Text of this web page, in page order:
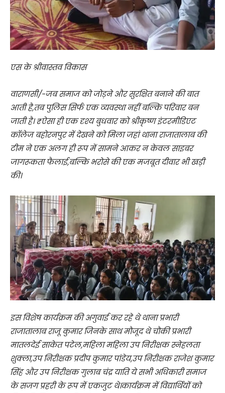
एस के श्रीवास्तव विकास
वाराणसी/-जब समाज को जोड़ने और सुरक्षित बनाने की बात
आती है,तब पुलिस सिर्फ एक व्यवस्था नहीं बल्कि परिवार बन
जाती है। ₹ऐसा ही एक दृश्य बुधवार को श्रीकृष्ण इंटरमीडिएट
कॉलेज बहोरनपुर में देखने को मिला जहां थाना राजातालाब की
टीम ने एक अलग ही रूप में सामने आकर न केवल साइबर
जागरूकता फैलाई,बल्कि भरोसे की एक मजबूत दीवार भी खड़ी
की।
इस विशेष कार्यक्रम की अगुवाई कर रहे थे थाना प्रभारी
राजातालाब राजू कुमार जिनके साथ मौजूद थे चौकी प्रभारी
मातलदेई साकेत पटेल,महिला महिला उप निरीक्षक स्नेहलता
शुक्ला,उप निरीक्षक प्रदीप कुमार पांडेय,उप निरीक्षक राजेश कुमार
सिंह और उप निरीक्षक गुलाब चंद्र याति ये सभी अधिकारी समाज
के सजग प्रहरी के रूप में एकजुट थे।कार्यक्रम में विद्यार्थियों को